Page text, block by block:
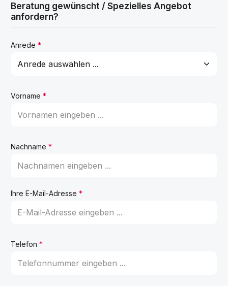
Beratung gewünscht / Spezielles Angebot
anfordern?
Anrede *
Vorname *
Nachname *
Ihre E-Mail-Adresse *
Telefon *